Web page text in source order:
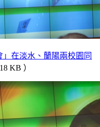
在淡水、蘭陽兩校園同
KB ）